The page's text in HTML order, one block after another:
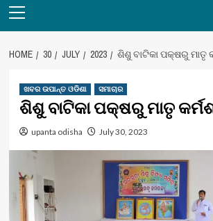
Menu
HOME 30 JULY 2023 ଶିଶୁ ବାଟିକା ପକ୍ଷରୁ ମାତୃ
ଖବର ଉପାନ୍ତ ଓଡିଶା ସମାଚାର
ଶିଶୁ ବାଟିକା ପକ୍ଷରୁ ମାତୃ
upanta odisha July 30, 2023